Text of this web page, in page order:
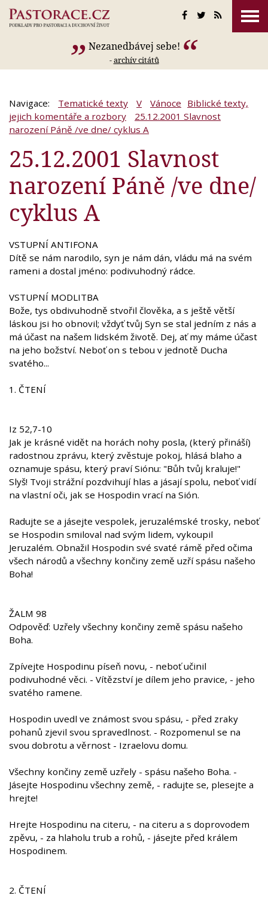
Nezanedbávej sebe!
-archív citátů
Navigace: Tematické texty V Vánoce Biblické texty,
jejich komentáře a rozbory
25.12.2001 Slavnost
narození Páně /ve dne/ cyklus A
25.12.2001 Slavnost
narození Páně /ve dne/
cyklus A
VSTUPNÍ ANTIFONA
Dítě se nám narodilo, syn je nám dán, vládu má na svém
rameni a dostal jméno: podivuhodný rádce.
VSTUPNÍ MODLITBA
Bože, tys obdivuhodně stvořil člověka, a s ještě větší
láskou jsi ho obnovil; vždyť tvůj Syn se stal jedním z nás a
má účast na našem lidském životě. Dej, ať my máme účast
na jeho božství. Neboť on s tebou v jednotě Ducha
svatého...
1. ČTENÍ
Iz 52,7-10
Jak je krásné vidět na horách nohy posla, (který přináší)
radostnou zprávu, který zvěstuje pokoj, hlásá blaho a
oznamuje spásu, který praví Siónu: "Bůh tvůj kraluje!"
Slyš! Tvoji strážní pozdvihují hlas a jásají spolu, neboť vidí
na vlastní oči, jak se Hospodin vrací na Sión.
Radujte se a jásejte vespolek, jeruzalémské trosky, neboť
se Hospodin smiloval nad svým lidem, vykoupil
Jeruzalém. Obnažil Hospodin své svaté rámě před očima
všech národů a všechny končiny země uzří spásu našeho
Boha!
ŽALM 98
Odpověď: Uzřely všechny končiny země spásu našeho
Boha.
Zpívejte Hospodinu píseň novu, - neboť učinil
podivuhodné věci. - Vítězství je dílem jeho pravice, - jeho
svatého ramene.
Hospodin uvedl ve známost svou spásu, - před zraky
pohanů zjevil svou spravedlnost. - Rozpomenul se na
svou dobrotu a věrnost - Izraelovu domu.
Všechny končiny země uzřely - spásu našeho Boha. -
Jásejte Hospodinu všechny země, - radujte se, plesejte a
hrejte!
Hrejte Hospodinu na citeru, - na citeru a s doprovodem
zpěvu, - za hlaholu trub a rohů, - jásejte před králem
Hospodinem.
2. ČTENÍ